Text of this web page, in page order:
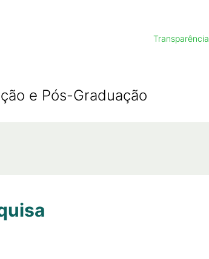
Transparência
e Pós-Graduação